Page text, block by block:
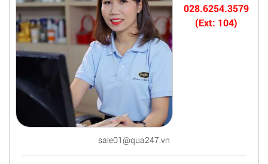
028.6254.3579
(Ext: 104)
sale01@qua247.vn